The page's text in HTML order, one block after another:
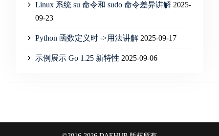
Linux 系统 su 命令和 sudo 命令差异讲解 2025-
09-23
Python 函数定义时 ->用法讲解 2025-09-17
示例展示 Go 1.25 新特性 2025-09-06